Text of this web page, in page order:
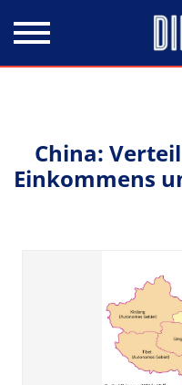
China:
Einkommens